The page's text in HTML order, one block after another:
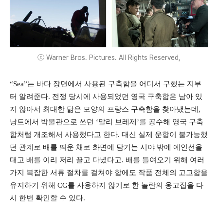
ⓒ Warner Bros. Pictures. All Rights Reserved,
“Sea”는 바다 장면에서 사용된 구축함을 어디서 구했는 지부
터 알려준다. 전쟁 당시에 사용되었던 영국 구축함은 남아 있
지 않아서 최대한 닮은 모양의 프랑스 구축함을 찾아냈는데,
낭트에서 박물관으로 쓰던 ‘말리 브레제’를 공수해 영국 구축
함처럼 개조해서 사용했다고 한다. 대신 실제 운항이 불가능했
던 관계로 배를 띄운 채로 화면에 담기는 시야 밖에 예인선을
대고 배를 이리 저리 끌고 다녔다고. 배를 들여오기 위해 여러
가지 복잡한 서류 절차를 걸쳐야 함에도 작품 전체의 고고함을
유지하기 위해 CG를 사용하지 않기로 한 놀란의 옹고집을 다
시 한번 확인할 수 있다.